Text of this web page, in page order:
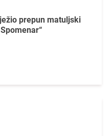
prepun matuljski